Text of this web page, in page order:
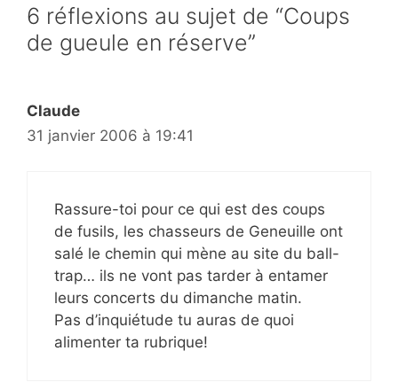
6 réflexions au sujet de “Coups
de gueule en réserve”
Claude
31 janvier 2006 à 19:41
Rassure-toi pour ce qui est des coups
de fusils, les chasseurs de Geneuille ont
salé le chemin qui mène au site du ball-
trap… ils ne vont pas tarder à entamer
leurs concerts du dimanche matin.
Pas d’inquiétude tu auras de quoi
alimenter ta rubrique!